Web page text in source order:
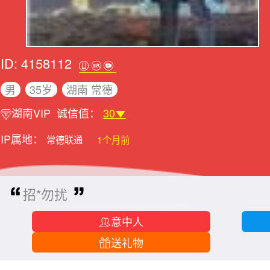
ID: 4158112
男 35岁
湖南 常德
湖南VIP 诚信值： 30
IP属地：
常德联通 1个月前
招*勿扰
意中人
送礼物